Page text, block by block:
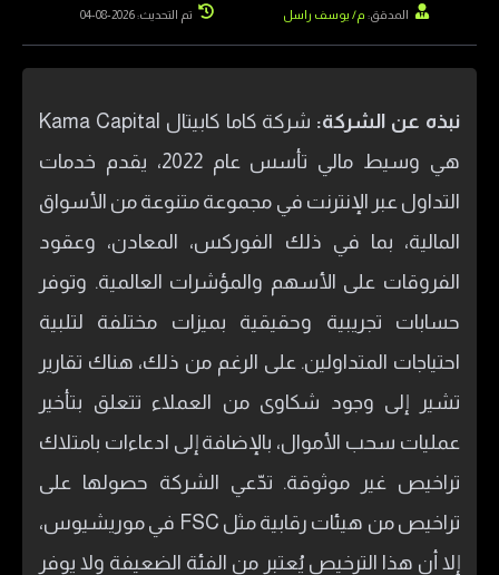
المدقق: م/ يوسف راسل تم التحديث: 2026-08-04
نبذه عن الشركة:
شركة كاما كابيتال Kama Capital
هي وسيط مالي تأسس عام 2022، يقدم خدمات
التداول عبر الإنترنت في مجموعة متنوعة من الأسواق
المالية، بما في ذلك الفوركس، المعادن، وعقود
الفروقات على الأسهم والمؤشرات العالمية. وتوفر
حسابات تجريبية وحقيقية بميزات مختلفة لتلبية
احتياجات المتداولين. على الرغم من ذلك، هناك تقارير
تشير إلى وجود شكاوى من العملاء تتعلق بتأخير
عمليات سحب الأموال، بالإضافة إلى ادعاءات بامتلاك
تراخيص غير موثوقة. تدّعي الشركة حصولها على
تراخيص من هيئات رقابية مثل FSC في موريشيوس،
إلا أن هذا الترخيص يُعتبر من الفئة الضعيفة ولا يوفر